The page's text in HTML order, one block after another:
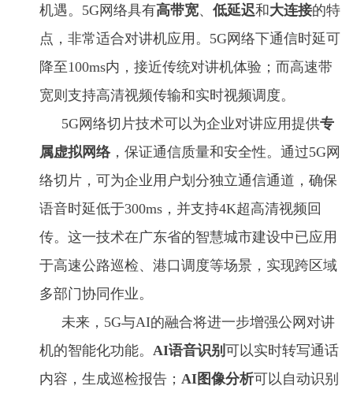
机遇。5G网络具有高带宽、 低延迟和大连接的特
点，非常适合对讲机应用。5G网络下通信时延可
降至100ms内，接近传统对讲机体验；而高速带
宽则支持高清视频传输和实时视频调度。
5G网络切片技术可以为企业对讲应用提供专
属虚拟网络，保证通信质量和安全性。通过5G网
络切片，可为企业用户划分独立通信通道，确保
语音时延低于300ms，并支持4K超高清视频回
传。这一技术在广东省的智慧城市建设中已应用
于高速公路巡检、港口调度等场景，实现跨区域
多部门协同作业。
未来，5G与AI的融合将进一步增强公网对讲
机的智能化功能。 AI语音识别 可以实时转写通话
内容，生成巡检报告； AI图像分析可以自动识别